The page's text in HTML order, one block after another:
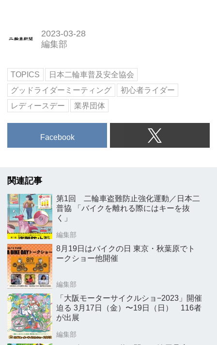
2023-03-28
編集部
TOPICS
日本二輪車普及安全協会
グッドライダーミーティング
初心者ライダー
レディースデー
業界団体
Facebook
関連記事
第1回 二輪車盗難防止強化運動／日本二
普協 「バイクを離れる際にはキーを抜
く」
編集部
8月19日はバイクの日 東京・秋葉原でト
ークショー他開催
編集部
「大阪モーターサイクルショ−2023」開催
迫る 3月17日（金）〜19日（日） 116者
が出展
編集部